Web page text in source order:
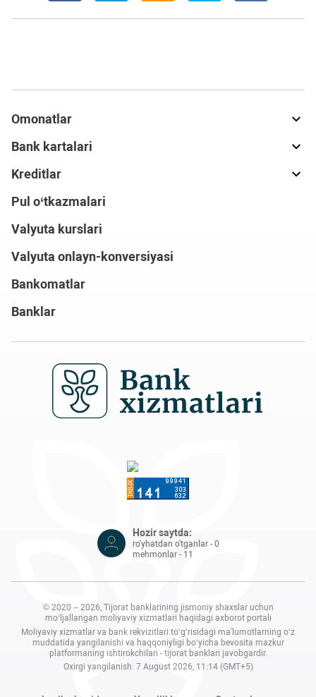
Omonatlar
Bank kartalari
Kreditlar
Pul o‘tkazmalari
Valyuta kurslari
Valyuta onlayn-konversiyasi
Bankomatlar
Banklar
Hozir saytda:
ro'yhatdan o'tganlar - 0
mehmonlar - 11
© 2020 – 2026, Tijorat banklarining jismoniy shaxslar uchun
mo‘ljallangan moliyaviy xizmatlari haqidagi axborot portali
Moliyaviy xizmatlar va bank rekvizitlari to‘g‘risidagi ma'lumotlarning o‘z
muddatida yangilanishi va haqqoniyligi bo‘yicha bevosita mazkur
platformaning ishtirokchilari - tijorat banklari javobgardir.
Oxirgi yangilanish: 7 August 2026, 11:14 (GMT+5)